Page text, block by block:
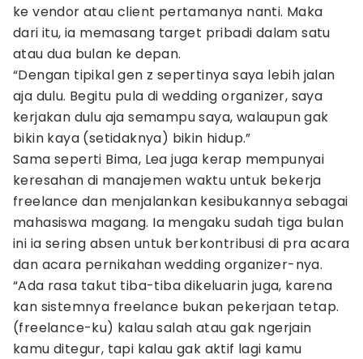
ke vendor atau client pertamanya nanti. Maka
dari itu, ia memasang target pribadi dalam satu
atau dua bulan ke depan.
“Dengan tipikal gen z sepertinya saya lebih jalan
aja dulu. Begitu pula di wedding organizer, saya
kerjakan dulu aja semampu saya, walaupun gak
bikin kaya (setidaknya) bikin hidup.”
Sama seperti Bima, Lea juga kerap mempunyai
keresahan di manajemen waktu untuk bekerja
freelance dan menjalankan kesibukannya sebagai
mahasiswa magang. Ia mengaku sudah tiga bulan
ini ia sering absen untuk berkontribusi di pra acara
dan acara pernikahan wedding organizer-nya.
“Ada rasa takut tiba-tiba dikeluarin juga, karena
kan sistemnya freelance bukan pekerjaan tetap.
(freelance-ku) kalau salah atau gak ngerjain
kamu ditegur, tapi kalau gak aktif lagi kamu